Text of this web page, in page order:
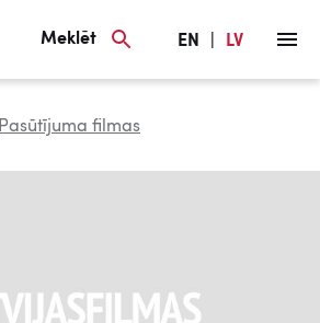
Meklēt EN LV
Pasūtījuma filmas